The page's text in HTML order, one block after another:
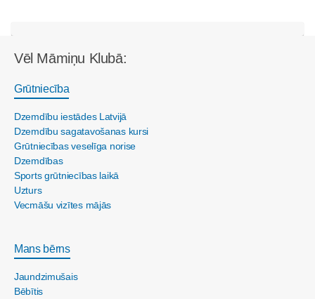
Vēl Māmiņu Klubā:
Grūtniecība
Dzemdību iestādes Latvijā
Dzemdību sagatavošanas kursi
Grūtniecības veselīga norise
Dzemdības
Sports grūtniecības laikā
Uzturs
Vecmāšu vizītes mājās
Mans bērns
Jaundzimušais
Bēbītis